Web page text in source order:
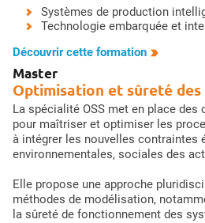
Systèmes de production
Technologie embarquée et
Découvrir cette formation
Master
Optimisation et sûreté des
La spécialité OSS met en place des
pour maîtriser et optimiser les
à intégrer les nouvelles contraintes
environnementales, sociales des
Elle propose une approche
méthodes de modélisation,
la sûreté de fonctionnement des